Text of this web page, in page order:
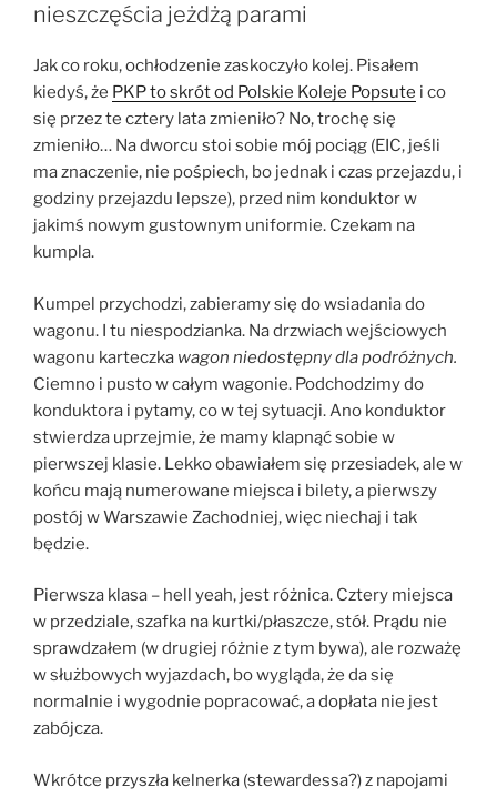
nieszczęścia jeżdżą parami
Jak co roku, ochłodzenie zaskoczyło kolej. Pisałem
kiedyś, że PKP to skrót od Polskie Koleje Popsute i co
się przez te cztery lata zmieniło? No, trochę się
zmieniło… Na dworcu stoi sobie mój pociąg (EIC, jeśli
ma znaczenie, nie pośpiech, bo jednak i czas przejazdu, i
godziny przejazdu lepsze), przed nim konduktor w
jakimś nowym gustownym uniformie. Czekam na
kumpla.
Kumpel przychodzi, zabieramy się do wsiadania do
wagonu. I tu niespodzianka. Na drzwiach wejściowych
wagonu karteczka wagon niedostępny dla podróżnych.
Ciemno i pusto w całym wagonie. Podchodzimy do
konduktora i pytamy, co w tej sytuacji. Ano konduktor
stwierdza uprzejmie, że mamy klapnąć sobie w
pierwszej klasie. Lekko obawiałem się przesiadek, ale w
końcu mają numerowane miejsca i bilety, a pierwszy
postój w Warszawie Zachodniej, więc niechaj i tak
będzie.
Pierwsza klasa – hell yeah, jest różnica. Cztery miejsca
w przedziale, szafka na kurtki/płaszcze, stół. Prądu nie
sprawdzałem (w drugiej różnie z tym bywa), ale rozważę
w służbowych wyjazdach, bo wygląda, że da się
normalnie i wygodnie popracować, a dopłata nie jest
zabójcza.
Wkrótce przyszła kelnerka (stewardessa?) z napojami